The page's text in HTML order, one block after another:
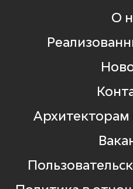
О
Архитекторам